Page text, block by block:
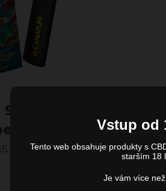
Vstup od
Tento web obsahuje produkty s
starším 18
Je vám více
T9HC –
– 1ml
Kč